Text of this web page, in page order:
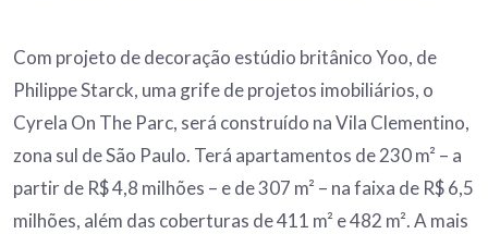
Com projeto de decoração estúdio britânico Yoo, de
Philippe Starck, uma grife de projetos imobiliários, o
Cyrela On The Parc, será construído na Vila Clementino,
zona sul de São Paulo. Terá apartamentos de 230 m² – a
partir de R$ 4,8 milhões – e de 307 m² – na faixa de R$ 6,5
milhões, além das coberturas de 411 m² e 482 m². A mais